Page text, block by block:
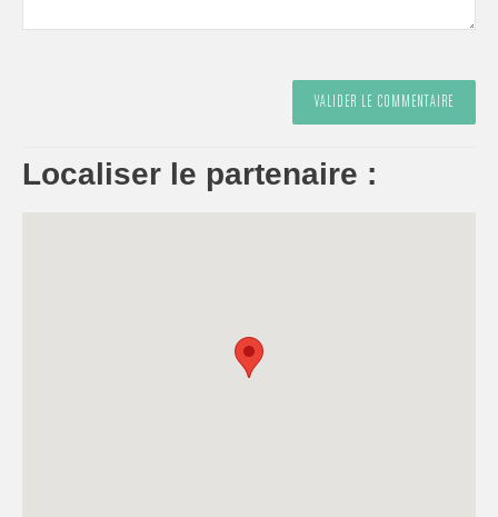
Localiser le partenaire :